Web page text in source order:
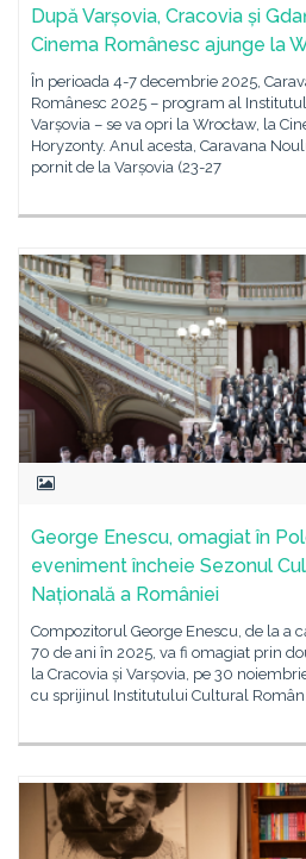
După Varșovia, Cracovia și
Cinema Românesc ajunge la
În perioada 4-7 decembrie 2025,
Românesc 2025 – program al
Varșovia – se va opri la Wrocław, la
Horyzonty. Anul acesta, Caravana
pornit de la Varșovia (23-27
George Enescu, omagiat în
eveniment încheie Sezonul
Națională a României
Compozitorul George Enescu, de la a
70 de ani în 2025, va fi omagiat prin
la Cracovia și Varșovia, pe 30
cu sprijinul Institutului Cultural